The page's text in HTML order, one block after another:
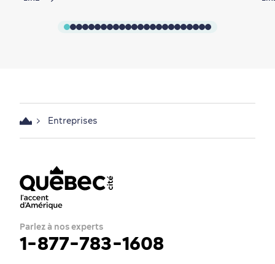
Entreprises
Parlez à nos experts
1-877-783-1608